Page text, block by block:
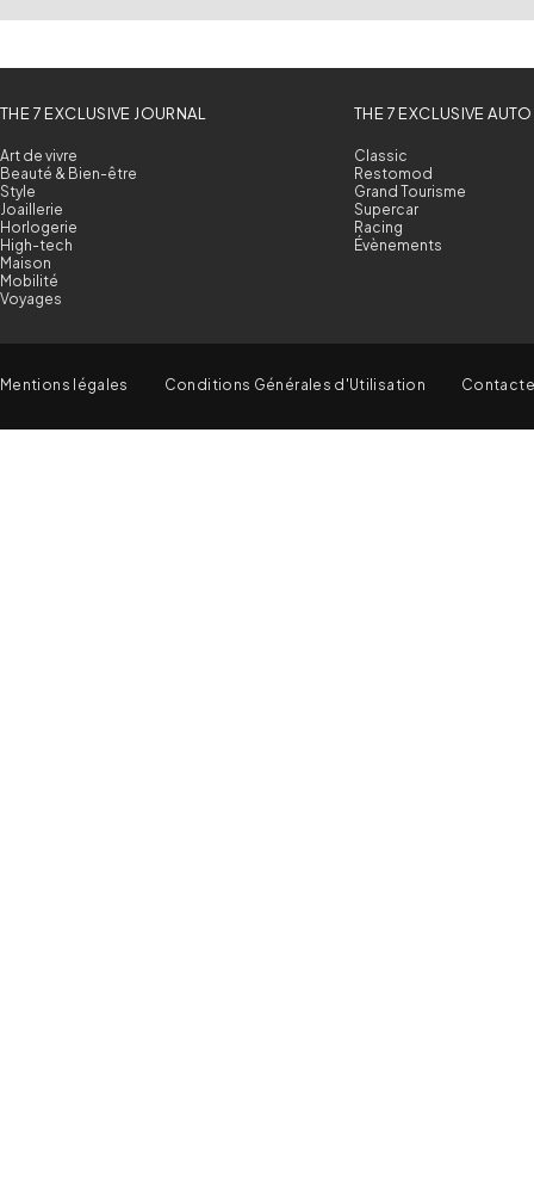
THE 7 EXCLUSIVE JOURNAL
Art de vivre
Beauté & Bien-être
Style
Joaillerie
Horlogerie
High-tech
Maison
Mobilité
Voyages
THE 7 EXCLUSIVE AUTO
Classic
Restomod
Grand Tourisme
Supercar
Racing
Évènements
Mentions légales Conditions Générales d'Utilisation